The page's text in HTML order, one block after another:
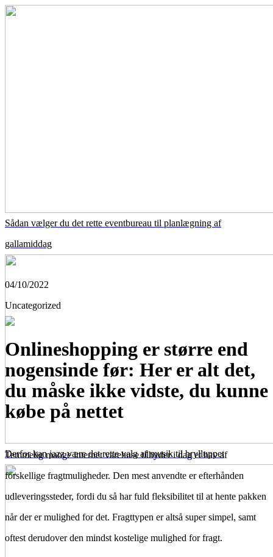
Sådan vælger du det rette eventbureau til planlægning af
gallamiddag
Derfor kan jazz være det rette valg af musik til brylluppet
04/10/2022
Uncategorized
Onlineshopping er større end
nogensinde før: Her er alt det,
du måske ikke vidste, du kunne
købe på nettet
Temmelig mange internet varehuse tilbyder i dag et hav af
forskellige fragtmuligheder. Den mest anvendte er efterhånden
udleveringssteder, fordi du så har fuld fleksibilitet til at hente pakken
når der er mulighed for det. Fragttypen er altså super simpel, samt
oftest derudover den mindst kostelige mulighed for fragt.